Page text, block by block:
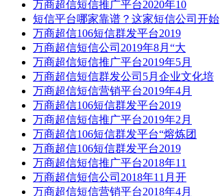
万商超信短信推广平台2020年10
短信平台哪家靠谱？这家短信公司开始
万商超信106短信群发平台2019
万商超信短信公司2019年8月“大
万商超信短信推广平台2019年5月
万商超信短信群发公司5月企业文化培
万商超信短信营销平台2019年4月
万商超信106短信群发平台2019
万商超信短信推广平台2019年2月
万商超信106短信群发平台“熔炼团
万商超信106短信群发平台2019
万商超信短信推广平台2018年11
万商超信短信公司2018年11月开
万商超信短信营销平台2018年4月